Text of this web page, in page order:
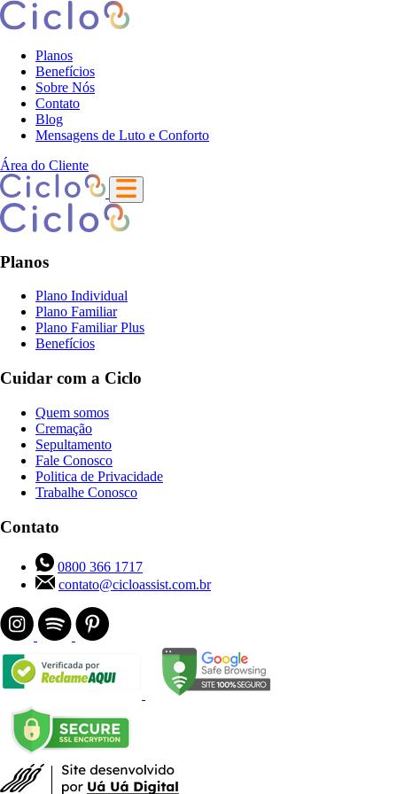
Planos
Benefícios
Sobre Nós
Contato
Blog
Mensagens de Luto e Conforto
Área do Cliente
Planos
Plano Individual
Plano Familiar
Plano Familiar Plus
Benefícios
Cuidar com a Ciclo
Quem somos
Cremação
Sepultamento
Fale Conosco
Politica de Privacidade
Trabalhe Conosco
Contato
0800 366 1717
contato@cicloassist.com.br